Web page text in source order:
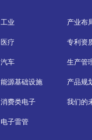
工业
医疗
汽车
能源基础设施
消费类电子
电子雷管
产业布
专利资
生产管
产品规
我们的